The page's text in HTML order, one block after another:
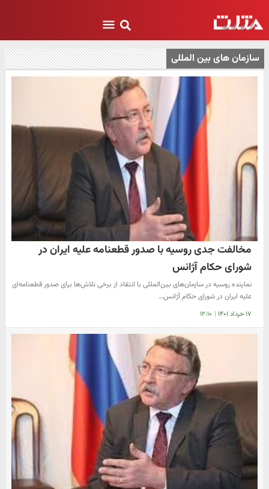
سازمان های بین المللی
مخالفت جدی روسیه با صدور قطعنامه علیه ایران در
شورای حکام آژانس
نماینده روسیه در سازمان‌های بین‌المللی با انتقاد از برخی تلاش‌ها برای صدور قطعنامه‌ای
علیه ایران در شورای حکام آژانس…
۱۷ خرداد ۱۴۰۱ | ۱۲:۱۰